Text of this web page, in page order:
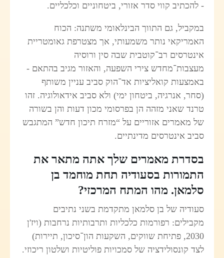
- להכתיב קווי סדר אזורי, ביטחוניים וכלכליים.
במקביל, גם התווך הבינלאומי משתנה: הכוח
האמריקאי נותר משמעותי, אך מצטרפת גאומטריית
אינטרסים רב־קוטבית שבה סין ורוסיה
מעצבות־מחדש צירי השפעה, והאזור מגיב בהתאם -
באמצעות קואליציות אד־הוק סביב עניין משותף
(סחר, אנרגיה, ביטחון ימי) ולא סביב אידאולוגיה. זהו
טרנד שאני מזהה הן בפרסומי מכון דעות והן בשורה
של מאמרים אזוריים על “מזרח תיכון חדש” המתגבש
סביב אינטרסים מדינתיים.
בסדרת מאמרים שלך אתה מתאר את
התמורות בסעודיה תחת מוחמד בן
סלמאן. מהו המתח המרכזי?
סעודיה של בן סלמאן מתקדמת בשני נתיבים
מקבילים: רפורמות כלכליות ותרבותיות נרחבות (ויז'ן
2030, פתיחת שווקים, השקעות הון־סיכון, תיירות)
לצד קונסולידציה של סמכויות פוליטיות ושלטון ריכוזי.